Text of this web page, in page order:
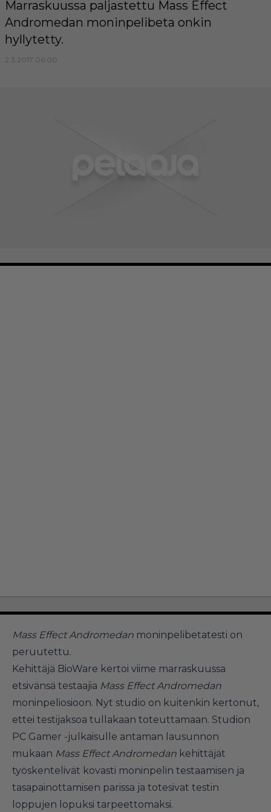
Marraskuussa paljastettu Mass Effect
Andromedan moninpelibeta onkin
hyllytetty.
2.3.2017 06:00
Mass Effect Andromedan moninpelibetatesti on
peruutettu.
Kehittäjä BioWare kertoi viime marraskuussa
etsivänsä testaajia Mass Effect Andromedan
moninpeliosioon. Nyt studio on kuitenkin kertonut,
ettei testijaksoa tullakaan toteuttamaan. Studion
PC Gamer -julkaisulle antaman lausunnon
mukaan Mass Effect Andromedan kehittäjät
työskentelivät kovasti moninpelin testaamisen ja
tasapainottamisen parissa ja totesivat testin
loppujen lopuksi tarpeettomaksi.